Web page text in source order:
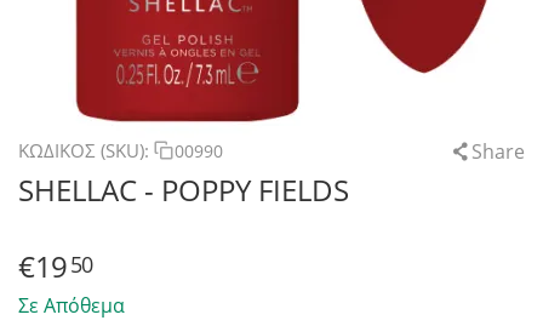
ΚΩΔΙΚΟΣ (SKU): 00990 Share
SHELLAC - POPPY FIELDS
€1950
Σε Απόθεμα